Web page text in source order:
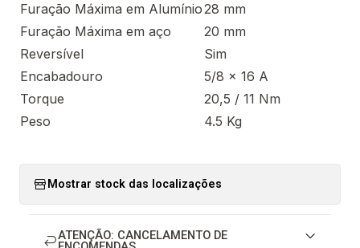
Furação Máxima em Alumínio28 mm
Furação Máxima em aço
20 mm
Reversível
Sim
Encabadouro
5/8 x 16 A
Torque
20,5 / 11 Nm
Peso
4.5 Kg
Mostrar stock das localizações
ATENÇÃO: CANCELAMENTO DE